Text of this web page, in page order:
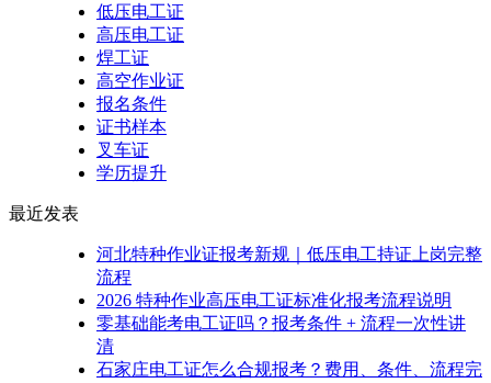
低压电工证
高压电工证
焊工证
高空作业证
报名条件
证书样本
叉车证
学历提升
最近发表
河北特种作业证报考新规｜低压电工持证上岗完整
流程
2026 特种作业高压电工证标准化报考流程说明
零基础能考电工证吗？报考条件 + 流程一次性讲
清
石家庄电工证怎么合规报考？费用、条件、流程完